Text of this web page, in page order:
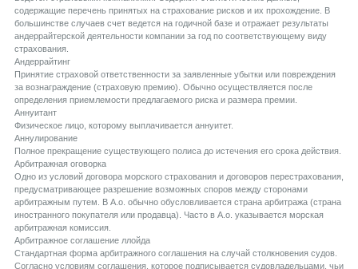
содержащие перечень принятых на страхование рисков и их прохождение. В
большинстве случаев счет ведется на годичной базе и отражает результаты
андеррайтерской деятельности компании за год по соответствующему виду
страхования.
Aндеррайтинг
Принятие страховой ответственности за заявленные убытки или повреждения
за вознаграждение (страховую премию). Обычно осуществляется после
определения приемлемости предлагаемого риска и размера премии.
Aннуитант
Физическое лицо, которому выплачивается аннуитет.
Aннулирование
Полное прекращение существующего полиса до истечения его срока действия.
Aрбитражная оговорка
Одно из условий договора морского страхования и договоров перестрахования,
предусматривающее разрешение возможных споров между сторонами
арбитражным путем. В А.о. обычно обусловливается страна арбитража (страна
иностранного покупателя или продавца). Часто в А.о. указывается морская
арбитражная комиссия.
Aрбитражное соглашение ллойда
Стандартная форма арбитражного соглашения на случай столкновения судов.
Согласно условиям соглашения, которое подписывается судовладельцами, чьи